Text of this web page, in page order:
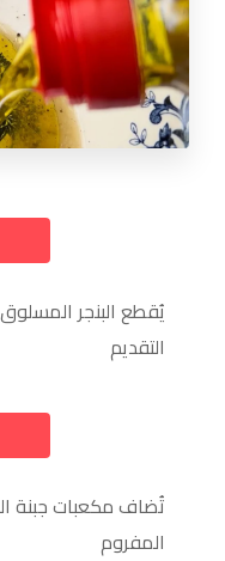
يُقطع البنجر
التقديم
تُضاف مكعبات جبنة
المفروم